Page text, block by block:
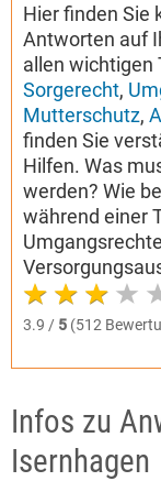
Hier finden Sie
Antworten auf
allen wichtigen
Sorgerecht,
Mutterschutz,
finden Sie
Hilfen. Was
werden? Wie
während einer
3.9 / 5 (512
Infos zu
Isernhagen